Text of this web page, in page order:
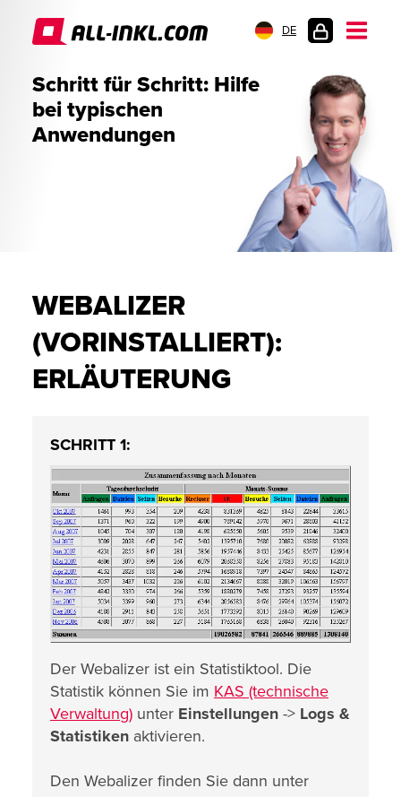
DE
Schritt für Schritt: Hilfe
bei typischen
Anwendungen
WEBALIZER
(VORINSTALLIERT):
ERLÄUTERUNG
SCHRITT 1:
Der Webalizer ist ein Statistiktool. Die
Statistik können Sie im KAS (technische
Verwaltung) unter Einstellungen -> Logs &
Statistiken aktivieren.
Den Webalizer finden Sie dann unter